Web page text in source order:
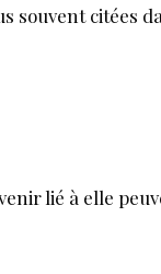
souvent citées
lié à elle